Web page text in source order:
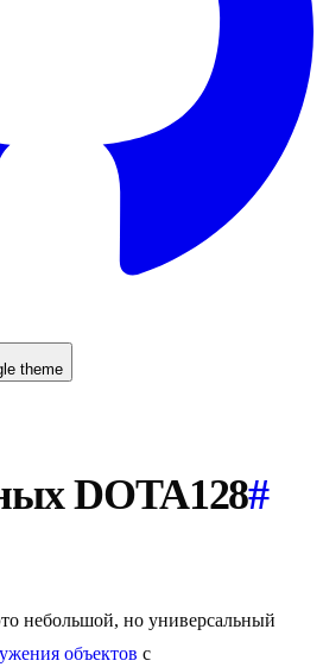
theme
DOTA128#
небольшой, но универсальный
объектов с